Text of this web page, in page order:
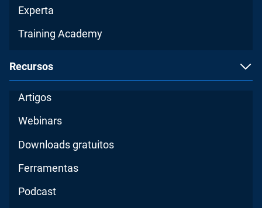
Experta
Training Academy
Recursos
Artigos
Webinars
Downloads gratuitos
Ferramentas
Podcast